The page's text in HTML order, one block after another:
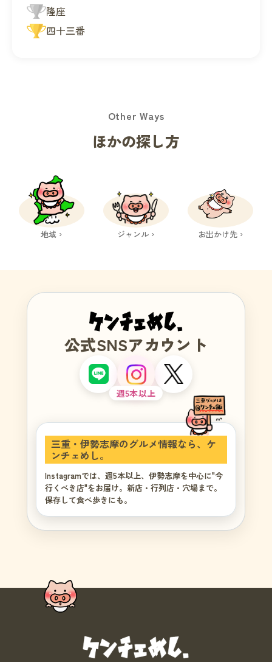
隆座
四十三番
Other Ways
ほかの探し方
地域 › ジャンル › お出かけ先 ›
公式SNSアカウント
週5本以上
三重・伊勢志摩のグルメ情報なら、ケ
ンチェめし。
Instagramでは、週5本以上、伊勢志摩を中心に"今
行くべき店"をお届け。新店・行列店・穴場まで。
保存して食べ歩きにも。